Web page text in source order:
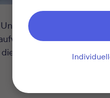
können Ihre
und
zu ihrem vermieteten